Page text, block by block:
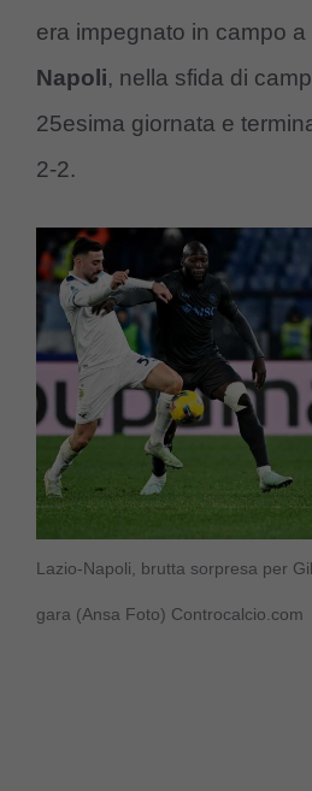
era impegnato in campo a
Napoli, nella sfida di
25esima giornata e
2-2.
Lazio-Napoli, brutta sorpresa per
gara (Ansa Foto) Controcalcio.com